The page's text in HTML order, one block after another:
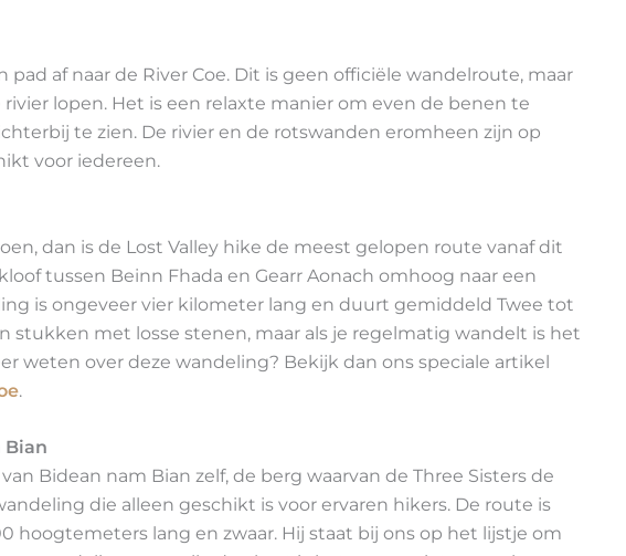
pad af naar de River Coe. Dit is geen officiële wandelroute, maar
lopen. Het is een relaxte manier om even de benen te
te zien. De rivier en de rotswanden eromheen zijn op
voor iedereen.
dan is de Lost Valley hike de meest gelopen route vanaf dit
tussen Beinn Fhada en Gearr Aonach omhoog naar een
is ongeveer vier kilometer lang en duurt gemiddeld Twee tot
stukken met losse stenen, maar als je regelmatig wandelt is het
weten over deze wandeling? Bekijk dan ons speciale artikel
.
Bian
Bidean nam Bian zelf, de berg waarvan de Three Sisters de
die alleen geschikt is voor ervaren hikers. De route is
hoogtemeters lang en zwaar. Hij staat bij ons op het lijstje om